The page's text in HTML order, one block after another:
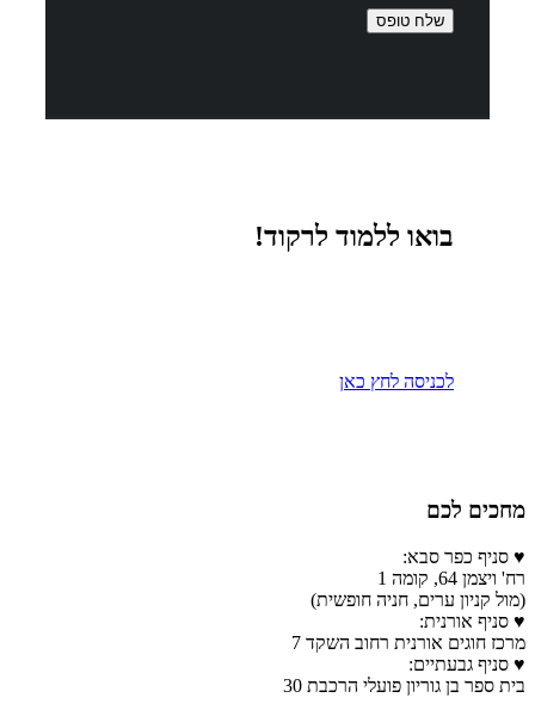
בואו ללמוד לרקוד!
לכניסה לחץ כאן
מחכים לכם
♥ סניף כפר סבא:
רח' ויצמן 64, קומה 1
(מול קניון ערים, חניה חופשית)
♥ סניף אורנית:
מרכז חוגים אורנית רחוב השקד 7
♥ סניף גבעתיים:
בית ספר בן גוריון פועלי הרכבת 30